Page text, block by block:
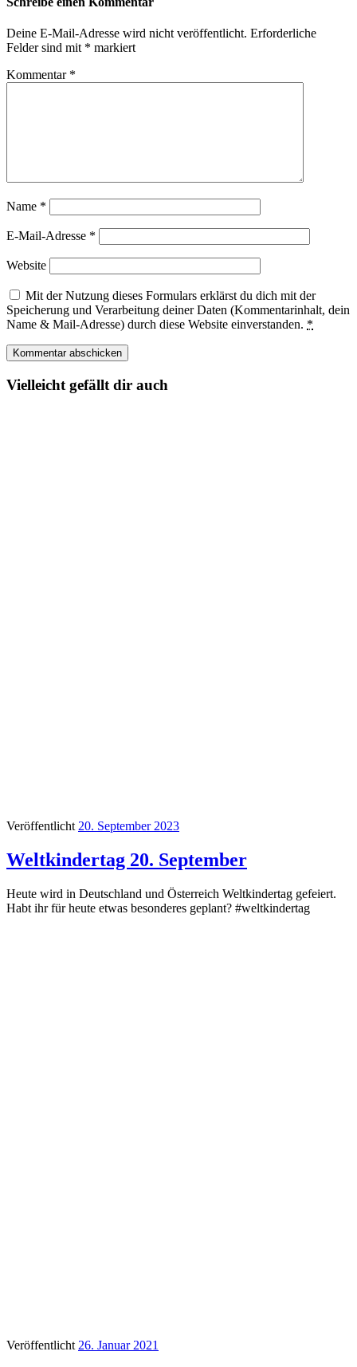
Deine E-Mail-Adresse wird nicht veröffentlicht. Erforderliche
Felder sind mit * markiert
Kommentar *
Name *
E-Mail-Adresse *
Website
Mit der Nutzung dieses Formulars erklärst du dich mit der
Speicherung und Verarbeitung deiner Daten (Kommentarinhalt, dein
Name & Mail-Adresse) durch diese Website einverstanden. *
Vielleicht gefällt dir auch
Veröffentlicht 20. September 2023
Weltkindertag 20. September
Heute wird in Deutschland und Österreich Weltkindertag gefeiert.
Habt ihr für heute etwas besonderes geplant? #weltkindertag
Veröffentlicht 26. Januar 2021